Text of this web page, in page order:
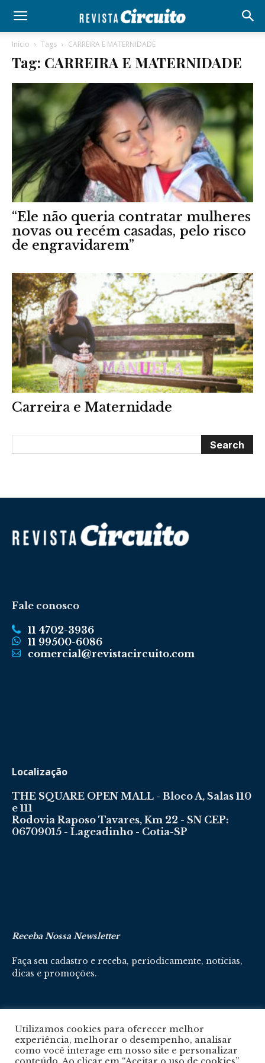
Início Tags CARREIRA E MATERNIDADE
Tag: CARREIRA E MATERNIDADE
“Ele não queria contratar mulheres
novas ou recém casadas, pelo risco
de engravidarem”
Carreira e Maternidade
Fale conosco
11 4702-3936
11 99500-6086
comercial@revistacircuito.com
Localização
THE SQUARE OPEN MALL - Bloco A, Salas 110
e 111
Rodovia Raposo Tavares, Km 22 - SN CEP:
06709015 - Lageadinho - Cotia-SP
Receba Nossa Newsletter
Faça seu cadastro e receba, periodicamente, notícias,
dicas e promoções.
Cadastre-se aqui
Utilizamos cookies para oferecer melhor
experiência, melhorar o desempenho, analisar
como você interage em nosso site e personalizar